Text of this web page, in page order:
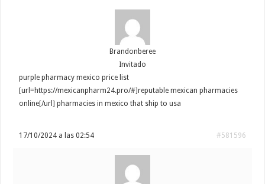
Brandonberee
Invitado
purple pharmacy mexico price list
[url=https://mexicanpharm24.pro/#]reputable mexican pharmacies
online[/url] pharmacies in mexico that ship to usa
17/10/2024 a las 02:54 #581596